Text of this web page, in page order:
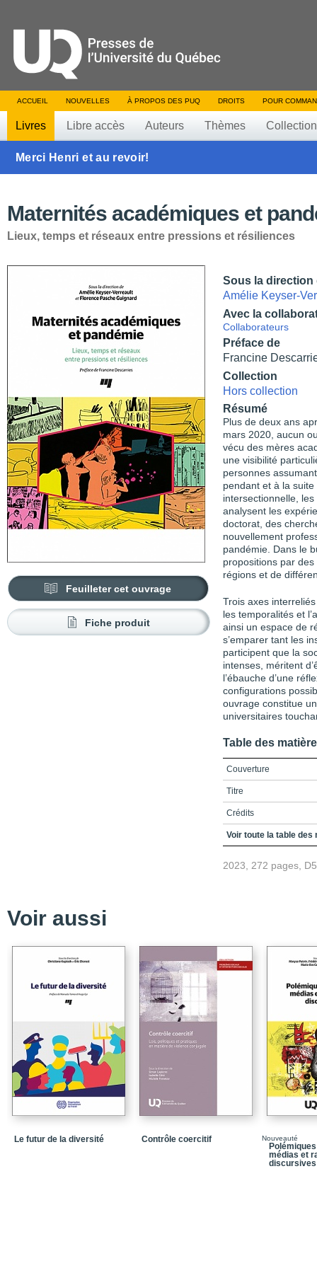
ACCUEIL NOUVELLES À PROPOS DES PUQ DROITS POUR
Livres Libre accès Auteurs Thèmes
Merci Henri et au revoir!
Maternités académiques et
Lieux, temps et réseaux entre pressions et résiliences
Feuilleter cet ouvrage
Fiche produit
Sous la direction
Amélie Keyser-
Avec la
Collaborateurs
Préface de
Francine
Collection
Hors collection
Résumé
Plus de deux ans
mars 2020, aucun
vécu des mères
une visibilité
personnes
pendant et à la
intersectionnelle,
analysent les
doctorat, des
nouvellement
pandémie. Dans le
propositions par
régions et de
Trois axes
les temporalités et
ainsi un espace de
s’emparer tant les
participent que la
intenses, méritent
l’ébauche d’une
configurations
ouvrage constitue
universitaires
Table des
Couverture
Titre
Crédits
Préface / Parents
très certainement !
Table des matières
Dislocation des
Présentation des
Chapitre 1 / Thinking
mères
2 / Inspirations
Remarques
Bibliographie
Voir toute la table des
2023, 272 pages,
Voir aussi
Le futur de la diversité Contrôle coercitif Nouveauté
médias et
discursives